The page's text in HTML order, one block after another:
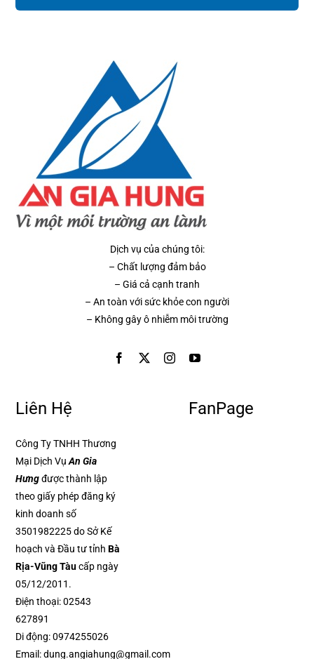
Dịch vụ của chúng tôi:
– Chất lượng đảm bảo
– Giá cả cạnh tranh
– An toàn với sức khỏe con người
– Không gây ô nhiễm môi trường
Liên Hệ
Công Ty TNHH Thương
Mại Dịch Vụ An Gia
Hưngđược thành lập
theo giấy phép đăng ký
kinh doanh số
3501982225 do Sở Kế
hoạch và Đầu tư tỉnhBà
Rịa-Vũng Tàucấp ngày
05/12/2011.
Điện thoại:02543
627891
Di động:0974255026
Email:dung.angiahung@gmail.com
FanPage